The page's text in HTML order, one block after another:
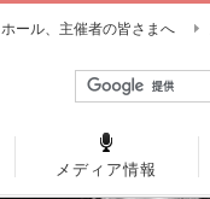
ホール、主催者の皆さまへ
メディア情報